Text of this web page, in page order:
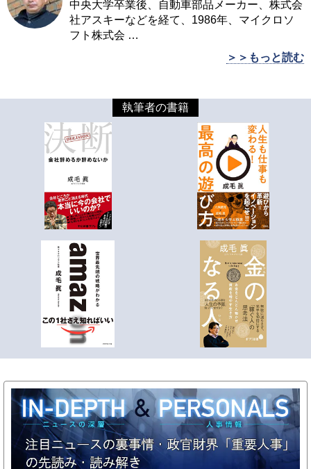
中央大学卒業後、自動車部品メーカー、株式会
社アスキーなどを経て、1986年、マイクロソ
フト株式会 …
＞＞もっと読む
執筆者の書籍